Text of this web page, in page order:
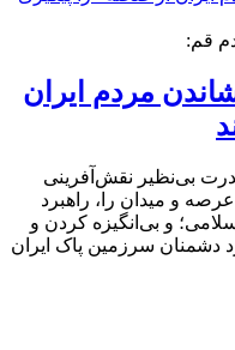
قم:
مردم ایران
بی‌نظیر نقش‌آفرینی
و میدان را، راهبرد
و بی‌انگیزه کردن و
دشمنان سرزمین پاک ایران